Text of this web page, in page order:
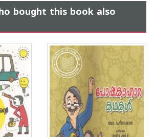
bought this book also